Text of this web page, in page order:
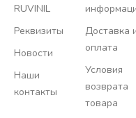
RUVINIL
Реквизиты
Новости
Наши
контакты
Доставка
оплата
Условия
возврата
товара